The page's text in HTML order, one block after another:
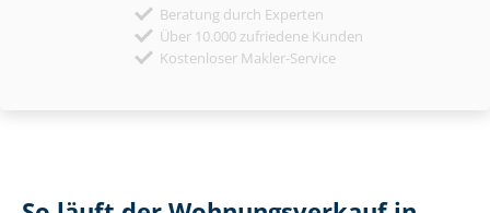
Beratung durch Experten
Über 10.000 zufriedene Kunden
Kostenloser Makler-Service